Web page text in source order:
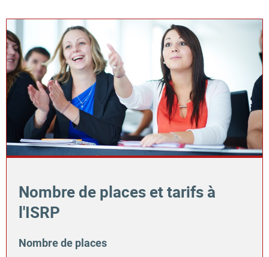
Nombre de places et tarifs à
l'ISRP
Nombre de places